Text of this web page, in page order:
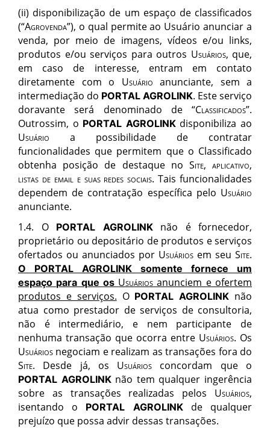
(ii) disponibilização de um espaço de classificados
(“Agrovenda”), o qual permite ao Usuário anunciar a
venda, por meio de imagens, vídeos e/ou links,
produtos e/ou serviços para outros Usuários, que,
em caso de interesse, entram em contato
diretamente com o Usuário anunciante, sem a
intermediação do PORTAL AGROLINK. Este serviço
doravante será denominado de “Classificados”.
Outrossim, o PORTAL AGROLINK disponibiliza ao
Usuário a possibilidade de contratar
funcionalidades que permitem que o Classificado
obtenha posição de destaque no Site, aplicativo,
listas de email e suas redes sociais. Tais funcionalidades
dependem de contratação específica pelo Usuário
anunciante.
1.4. O PORTAL AGROLINKnão é fornecedor,
proprietário ou depositário de produtos e serviços
ofertados ou anunciados por Usuários em seu Site.
O PORTAL AGROLINK somente fornece um
espaço para que os Usuários anunciem e ofertem
produtos e serviços. O PORTAL AGROLINK não
atua como prestador de serviços de consultoria,
não é intermediário, e nem participante de
nenhuma transação que ocorra entre Usuários. Os
Usuários negociam e realizam as transações fora do
Site. Desde já, os Usuários concordam que o
PORTAL AGROLINKnão tem qualquer ingerência
sobre as transações realizadas pelos Usuários,
isentando o PORTAL AGROLINKde qualquer
prejuízo que possa advir dessas transações.